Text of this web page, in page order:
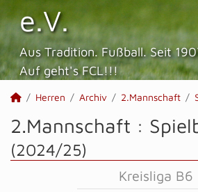
e.V.
Aus Tradition. Fußball. Seit
Auf geht's FCL!!!
Herren Archiv 2.Mannschaft
2.Mannschaft :
(2024/25)
Kreisliga B6